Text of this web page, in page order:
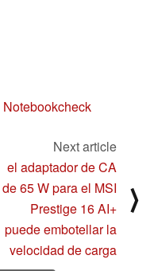
Notebookcheck
Next article
el adaptador de CA
de 65 W para el MSI
Prestige 16 AI+
puede embotellar la
velocidad de carga
⟩